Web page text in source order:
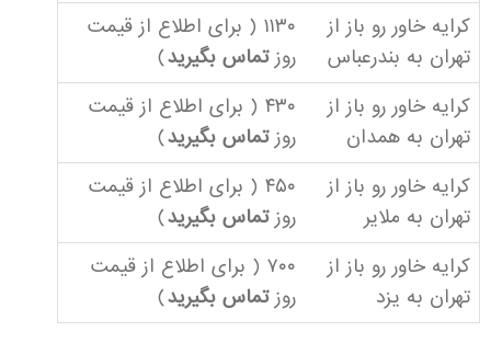
کرایه خاور رو باز از
تهران به بندرعباس
۱۱۳۰ ( برای اطلاع از قیمت
روزتماس بگیرید)
کرایه خاور رو باز از
تهران به همدان
۴۳۰ ( برای اطلاع از قیمت
روزتماس بگیرید)
کرایه خاور رو باز از
تهران به ملایر
۴۵۰ ( برای اطلاع از قیمت
روزتماس بگیرید)
کرایه خاور رو باز از
تهران به یزد
۷۰۰ ( برای اطلاع از قیمت
روزتماس بگیرید)